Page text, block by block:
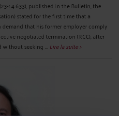
14.633), published in the Bulletin, the
stated for the first time that a
demand that his former employer comply
negotiated termination (RCC), after
seeking ... Lire la suite >